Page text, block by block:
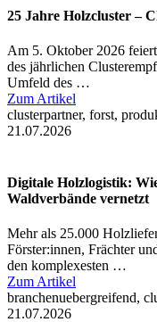
25 Jahre Holzcluster –
Am 5. Oktober 2026
des jährlichen
Umfeld des …
Zum Artikel
clusterpartner, forst,
21.07.2026
Digitale Holzlogistik:
Waldverbände vernetzt
Mehr als 25.000
Förster:innen, Frächter
den komplexesten …
Zum Artikel
branchenuebergreifend,
21.07.2026